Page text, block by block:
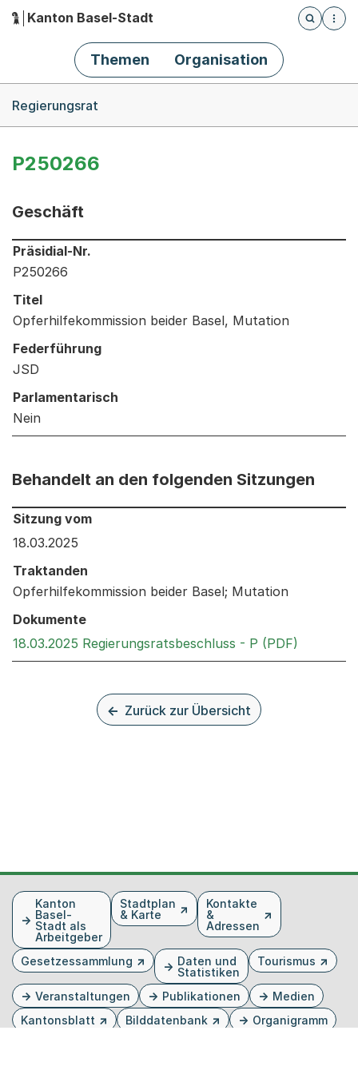
Hauptnavigation
Kanton Basel-Stadt
Öffnet
Themen Organisation
Regierungsrat
P250266
Geschäft
Informationen zum Ausgewählten Geschäft
Präsidial-Nr.
P250266
Titel
Opferhilfekommission beider Basel, Mutation
Federführung
JSD
Parlamentarisch
Nein
Behandelt an den folgenden Sitzungen
Behandelt an den folgenden Sitzungen: Informationen
Sitzung vom
18.03.2025
Traktanden
Opferhilfekommission beider Basel; Mutation
Dokumente
18.03.2025 Regierungsratsbeschluss - P (PDF)
Zurück zur Übersicht
FusszeileKanton
Basel-
Stadt als
Arbeitgeber
Stadtplan
& Karte
Kontakte
&
Adressen
Gesetzessammlung
Daten und
Statistiken
Tourismus
Veranstaltungen Publikationen
Medien
Kantonsblatt
Bilddatenbank
Organigramm